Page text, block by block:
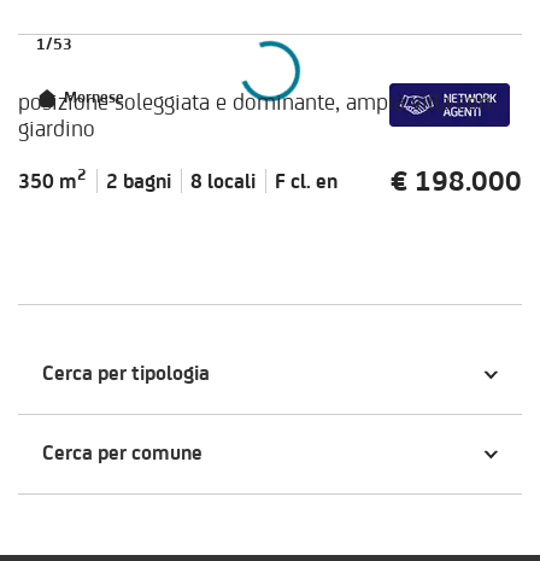
Mornese
1/53
posizione soleggiata e dominante, ampia villa con
giardino
350 m2 2 bagni 8 locali F cl. en € 198.000
Cerca per tipologia
Cerca per comune